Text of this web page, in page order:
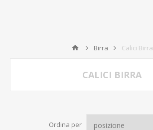
Birra Calici Birra
CALICI BIRRA
Ordina per